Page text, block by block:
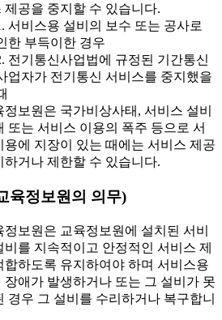
제공을 중지할 수 있습니다.
서비스용 설비의 보수 또는 공사로
한 부득이한 경우
전기통신사업법에 규정된 기간통신
업자가 전기통신 서비스를 중지했을
보원은 국가비상사태, 서비스 설비
또는 서비스 이용의 폭주 등으로 서
용에 지장이 있는 때에는 서비스 제공
하거나 제한할 수 있습니다.
육정보원의 의무)
보원은 교육정보원에 설치된 서비
비를 지속적이고 안정적인 서비스 제
합하도록 유지하여야 하며 서비스용
장애가 발생하거나 또는 그 설비가 못
경우 그 설비를 수리하거나 복구합니